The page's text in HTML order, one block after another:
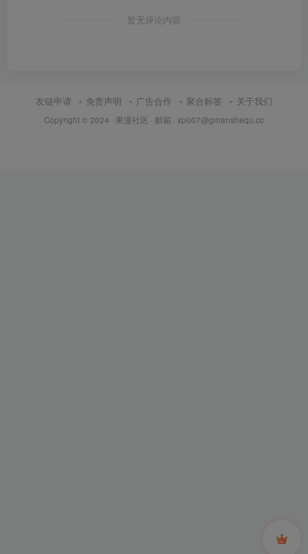
暂无评论内容
友链申请 免责声明 广告合作 聚合标签 关于我们
Copyright © 2024 · 果漫社区 · 邮箱 · xp007@gmanshequ.cc